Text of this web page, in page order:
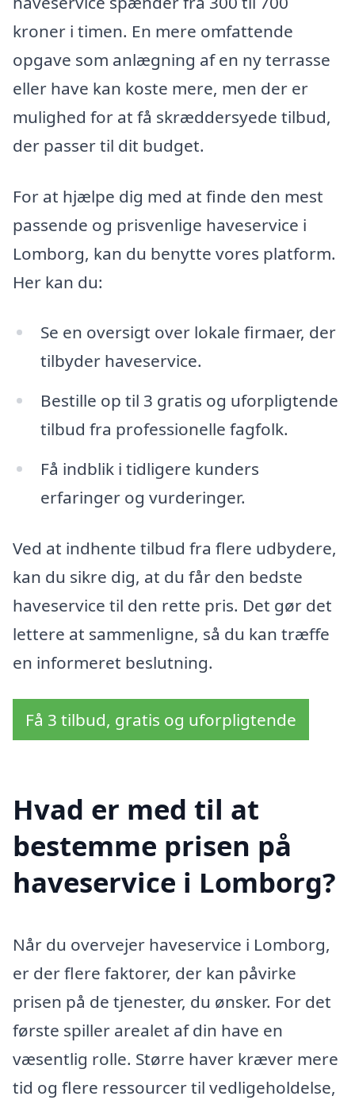
kroner i timen. En mere omfattende
opgave som anlægning af en ny terrasse
eller have kan koste mere, men der er
mulighed for at få skræddersyede tilbud,
der passer til dit budget.
For at hjælpe dig med at finde den mest
passende og prisvenlige haveservice i
Lomborg, kan du benytte vores platform.
Her kan du:
Se en oversigt over lokale firmaer, der
tilbyder haveservice.
Bestille op til 3 gratis og uforpligtende
tilbud fra professionelle fagfolk.
Få indblik i tidligere kunders
erfaringer og vurderinger.
Ved at indhente tilbud fra flere udbydere,
kan du sikre dig, at du får den bedste
haveservice til den rette pris. Det gør det
lettere at sammenligne, så du kan træffe
en informeret beslutning.
Få 3 tilbud, gratis og uforpligtende
Hvad er med til at
bestemme prisen på
haveservice i Lomborg?
Når du overvejer haveservice i Lomborg,
er der flere faktorer, der kan påvirke
prisen på de tjenester, du ønsker. For det
første spiller arealet af din have en
væsentlig rolle. Større haver kræver mere
tid og flere ressourcer til vedligeholdelse,